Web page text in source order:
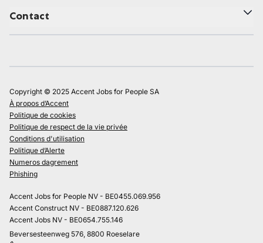
Contact
Copyright © 2025 Accent Jobs for People SA
À propos d’Accent
Politique de cookies
Politique de respect de la vie privée
Conditions d'utilisation
Politique d’Alerte
Numeros dagrement
Phishing
Accent Jobs for People NV - BE0455.069.956
Accent Construct NV - BE0887.120.626
Accent Jobs NV - BE0654.755.146
Beversesteenweg 576, 8800 Roeselare